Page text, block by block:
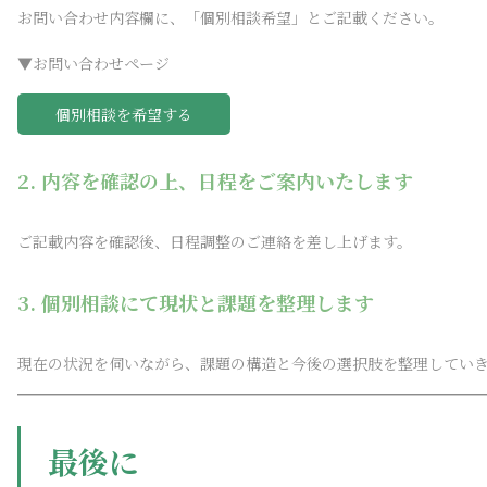
お問い合わせ内容欄に、「個別相談希望」とご記載ください。
▼お問い合わせページ
個別相談を希望する
2. 内容を確認の上、日程をご案内いたします
ご記載内容を確認後、日程調整のご連絡を差し上げます。
3. 個別相談にて現状と課題を整理します
現在の状況を伺いながら、課題の構造と今後の選択肢を整理してい
最後に